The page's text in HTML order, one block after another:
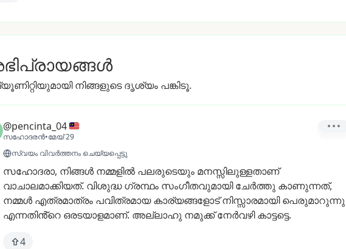
നിങ്ങളുടെ ദൃശ്യം പങ്കിടൂ.
@pencinta_04
സഹോദരൻ•മേയ് 29
സ്വയം വിവർത്തനം ചെയ്യപ്പെട്ടു
സഹോദരാ, നിങ്ങൾ നമ്മളിൽ പലരുടെയും മനസ്സിലുള്ളതാണ്
വാചാലമാക്കിയത്. വിശുദ്ധ ഗ്രന്ഥം സംഗീതവുമായി ചേർത്തു കാണുന്നത്,
നമ്മൾ എത്രമാത്രം പവിത്രമായ കാര്യങ്ങളോട് നിസ്സാരമായി പെരുമാറുന്നു
എന്നതിൻ്റെ ഒരടയാളമാണ്. അല്ലാഹു നമുക്ക് നേർവഴി കാട്ടട്ടെ.
4